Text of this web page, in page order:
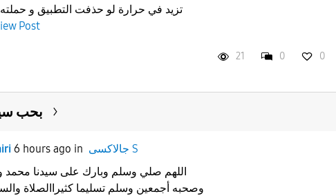
تزيد في حرارة لو حذفت التطبيق و
Post
21 0 0
بحب
6 hours ago in
جالاكسى S
وصحبه أجمعين وسلم تسليما كثيراالصلاة